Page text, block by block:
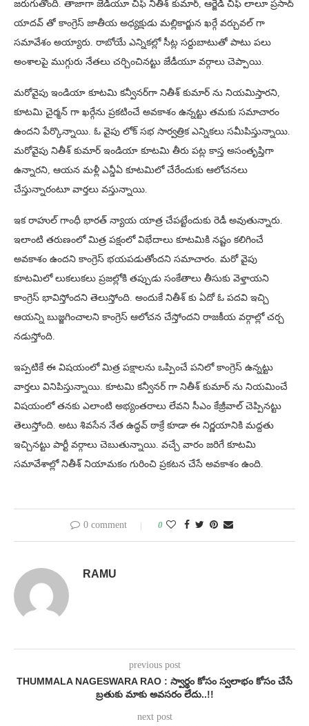
జరుగుతోంది. తాజాగా జేడీయూ చీఫ్ నితీశ్ కుమార్, ఆర్జేడీ చీఫ్ లాలూ ప్రసాద్
యాదవ్ తో కాంగ్రెస్ జాతీయ అధ్యక్షుడు మల్లికార్జున ఖర్గే వర్చువల్ గా
సమావేశం అయ్యారు. రాబోయే ఎన్నికల్లో సీట్ల సర్దుబాటుతో పాటు పలు
అంశాలపై ముగ్గురు నేతలు చర్చించినట్టు జేడీయూ వర్గాలు చెప్పాయి.
మరోవైపు ఇండియా కూటమి కన్వీనర్‌గా నితీశ్ కుమార్ ను నియమిస్తారని,
కూటమి చైర్మన్ గా ఖర్గేను ప్రకటించే అవకాశం ఉన్నట్టు తమకు సమాచారం
ఉందని పేర్కొన్నాయి. ఓ వైపు లోక్ సభ సార్వత్రిక ఎన్నికలు సమీపిస్తున్నాయి.
మరోవైపు నితీశ్ కుమార్ ఇండియా కూటమి తీరు పట్ల కాస్త అసంతృప్తిగా
ఉన్నారని, ఆయన మళ్లీ ఎన్డీఏ కూటమిలో చేరేందుకు ఆలోచనలు
చేస్తున్నారంటూ వార్తలు వస్తున్నాయి.
ఇక రాహుల్ గాంధీ భారత్ న్యాయ యాత్ర చేపట్టేందుకు రెడీ అవుతున్నారు.
ఇలాంటి తరుణంలో మిత్ర పక్షంలో విభేదాలు కూటమికి నష్టం కలిగించే
అవకాశం ఉందని కాంగ్రెస్ భయపడుతోందని సమాచారం. మరో వైపు
కూటమిలో లుకలుకలు ప్రజల్లోకి తప్పుడు సంకేతాలు తీసుకు వెళ్తాయని
కాంగ్రెస్ భావిస్తోందని తెలుస్తోంది. అందుకే నితీశ్ కు ఏదో ఓ పదవి ఇచ్చి
ఆయన్ని బుజ్జగించాలని కాంగ్రెస్ ఆలోచన చేస్తోందని రాజకీయ వర్గాల్లో చర్చ
నడుస్తోంది.
ఇప్పటికే ఈ విషయంలో మిత్ర పక్షాలను ఒప్పించే పనిలో కాంగ్రెస్ ఉన్నట్టు
వార్తలు వినిపిస్తున్నాయి. కూటమి కన్వీనర్ గా నితీశ్ కుమార్ ను నియమించే
విషయంలో తనకు ఎలాంటి అభ్యంతరాలు లేవని సీఎం కేజ్రీవాల్ చెప్పినట్టు
తెలుస్తోంది. అటు శివసేన నేత ఉద్ధవ్ ఠాక్రే కూడా ఈ నిర్ణయానికి మద్దతు
ఇచ్చినట్టు పార్టీ వర్గాలు చెబుతున్నాయి. వచ్చే వారం జరిగే కూటమి
సమావేశాల్లో నితీశ్ నియామకం గురించి ప్రకటన చేసే అవకాశం ఉంది.
0 comment 0
RAMU
previous post
THUMMALA NAGESWARA RAO : స్వార్థం కోసం స్వలాభం కోసం చేసే
బ్రతుకు మాకు అవసరం లేదు..!!
next post